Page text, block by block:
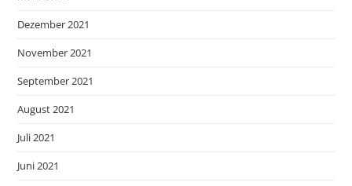
Dezember 2021
November 2021
September 2021
August 2021
Juli 2021
Juni 2021